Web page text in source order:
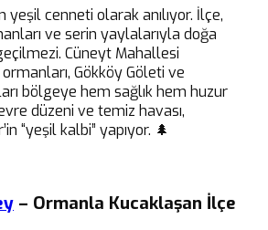
yeşil cenneti olarak anılıyor. İlçe,
ve serin yaylalarıyla doğa
Cüneyt Mahallesi
Gökköy Göleti ve
bölgeye hem sağlık hem huzur
düzeni ve temiz havası,
“yeşil kalbi” yapıyor. 🌲
– Ormanla Kucaklaşan İlçe